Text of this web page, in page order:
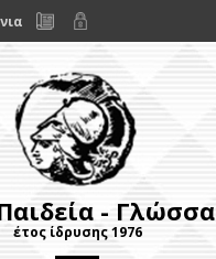
- Γλώσσα
έτος ίδρυσης 1976